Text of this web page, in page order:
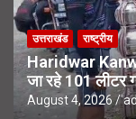
उत्तराखंड राष्ट्रीय
Haridwar
जा रहे 101 लीटर
August 4, 2026